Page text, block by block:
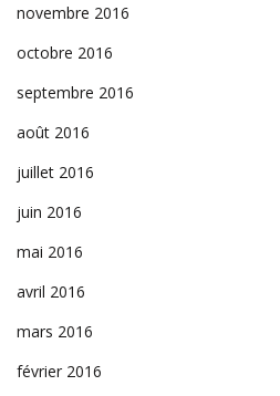
novembre 2016
octobre 2016
septembre 2016
août 2016
juillet 2016
juin 2016
mai 2016
avril 2016
mars 2016
février 2016